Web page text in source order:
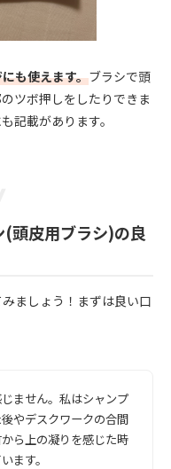
も使えます。ブラシで頭
ツボ押しをしたりできま
記載があります。
(頭皮用ブラシ)の良
ましょう！まずは良い口
ません。私はシャンプ
やデスクワークの合間
ら上の凝りを感じた時
ます。